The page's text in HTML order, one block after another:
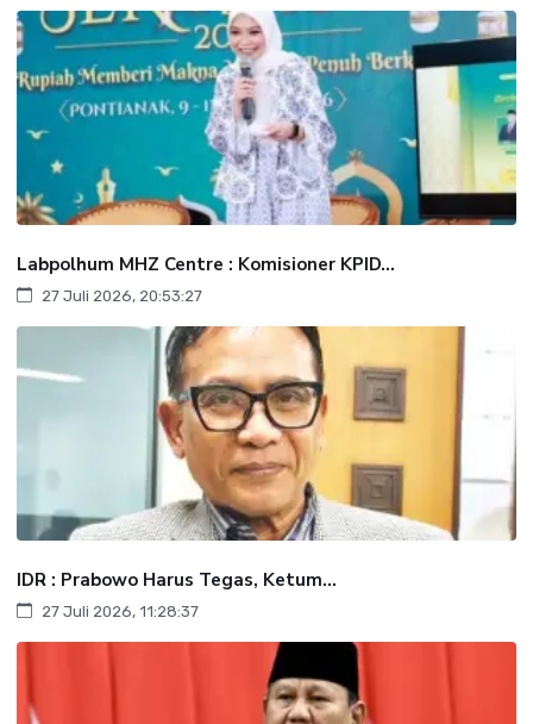
Labpolhum MHZ Centre : Komisioner KPID...
27 Juli 2026, 20:53:27
IDR : Prabowo Harus Tegas, Ketum...
27 Juli 2026, 11:28:37